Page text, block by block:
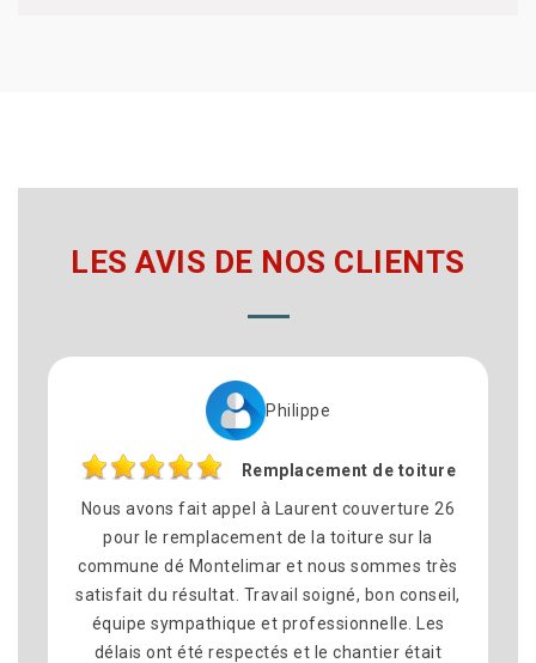
LES AVIS DE NOS CLIENTS
Philippe
Remplacement de toiture
Nous avons fait appel à Laurent couverture 26
pour le remplacement de la toiture sur la
commune dé Montelimar et nous sommes très
satisfait du résultat. Travail soigné, bon conseil,
équipe sympathique et professionnelle. Les
délais ont été respectés et le chantier était